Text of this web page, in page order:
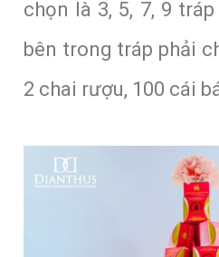
chọn là 3, 5, 7, 9
bên trong tráp phải
2 chai rượu, 100 cái